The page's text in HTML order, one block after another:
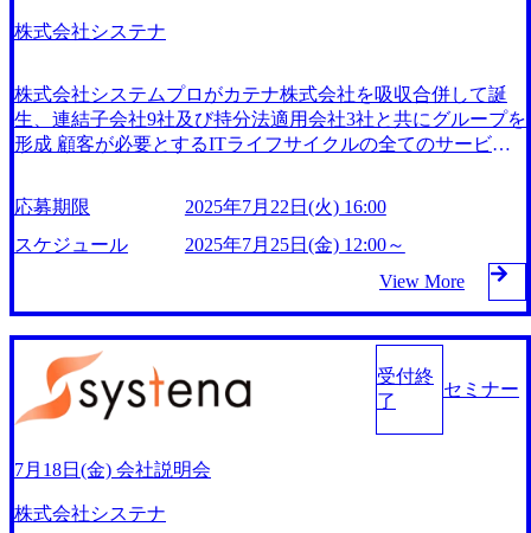
株式会社システナ
株式会社システムプロがカテナ株式会社を吸収合併して誕
生、連結子会社9社及び持分法適用会社3社と共にグループを
形成 顧客が必要とするITライフサイクルの全てのサービス
上場 4年連続「ホワイト500（健康経営優良法人2024）」認
定 厚生労働省が定める「えるぼし認定段階3」を取得 スポー
ツ庁から「スポーツエールカンパニー」に認定 2025年7月25
日(金) 12:00～ 所要時間:20分～30分程度 2025年7月22日(火) 1
6:00 ・会社概要 ・質疑応答 ※個別の求人票に関する説明は
せず、 参加者様からご質問があれば回答させていただきま
す オンライン(Google Meet) ・システナの求人票にご応募い
ただいている方 ・システナの求人票へのご応募を検討され
ている方
応募期限
2025年7月22日(火) 16:00
スケジュール
2025年7月25日(金) 12:00～
View More
受付終
了
セミナー
7月18日(金) 会社説明会
株式会社システナ